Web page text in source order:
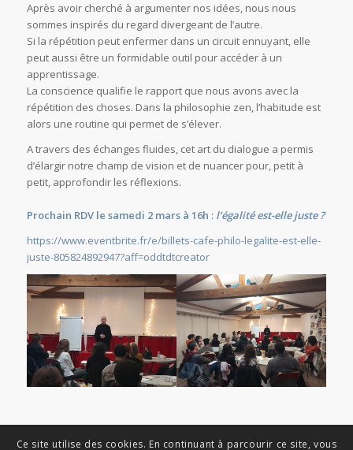
Après avoir cherché à argumenter nos idées, nous nous
sommes inspirés du regard divergeant de l’autre.
Si la répétition peut enfermer dans un circuit ennuyant, elle
peut aussi être un formidable outil pour accéder à un
apprentissage.
La conscience qualifie le rapport que nous avons avec la
répétition des choses. Dans la philosophie zen, l’habitude est
alors une routine qui permet de s’élever.
A travers des échanges fluides, cet art du dialogue a permis
d’élargir notre champ de vision et de nuancer pour, petit à
petit, approfondir les réflexions.
Prochain RDV le samedi 2 mars à 16h : l’égalité est-elle juste ?
https://www.eventbrite.fr/e/billets-cafe-philo-legalite-est-elle-
juste-805824892947?aff=oddtdtcreator
Ce site utilise des cookies. En continuant à parcourir ce site, vous